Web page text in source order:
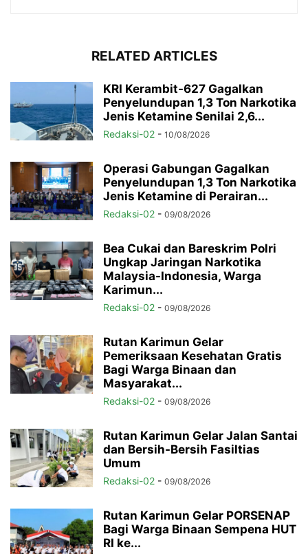
RELATED ARTICLES
KRI Kerambit-627 Gagalkan
Penyelundupan 1,3 Ton Narkotika
Jenis Ketamine Senilai 2,6...
Redaksi-02 - 10/08/2026
Operasi Gabungan Gagalkan
Penyelundupan 1,3 Ton Narkotika
Jenis Ketamine di Perairan...
Redaksi-02 - 09/08/2026
Bea Cukai dan Bareskrim Polri
Ungkap Jaringan Narkotika
Malaysia-Indonesia, Warga
Karimun...
Redaksi-02 - 09/08/2026
Rutan Karimun Gelar
Pemeriksaan Kesehatan Gratis
Bagi Warga Binaan dan
Masyarakat...
Redaksi-02 - 09/08/2026
Rutan Karimun Gelar Jalan Santai
dan Bersih-Bersih Fasiltias
Umum
Redaksi-02 - 09/08/2026
Rutan Karimun Gelar PORSENAP
Bagi Warga Binaan Sempena HUT
RI ke...